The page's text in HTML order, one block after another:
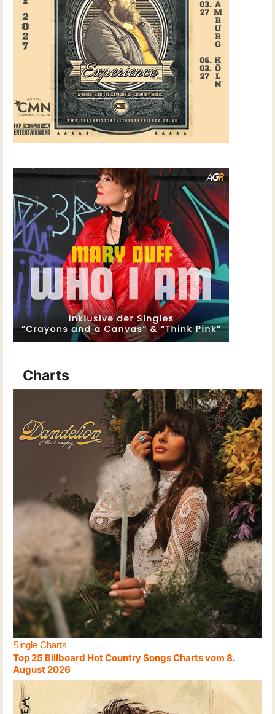
Charts
Single Charts
Top 25 Billboard Hot Country Songs Charts vom 8.
August 2026